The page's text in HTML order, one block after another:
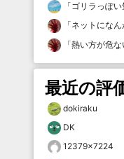
「ゴリラっぽ
「ネットにな
「熱い方が危な
最近の評
dokiraku
DK
12379×7224